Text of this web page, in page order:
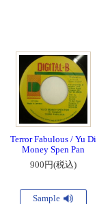
Terror Fabulous / Yu Di
Money Spen Pan
900円(税込)
Sample